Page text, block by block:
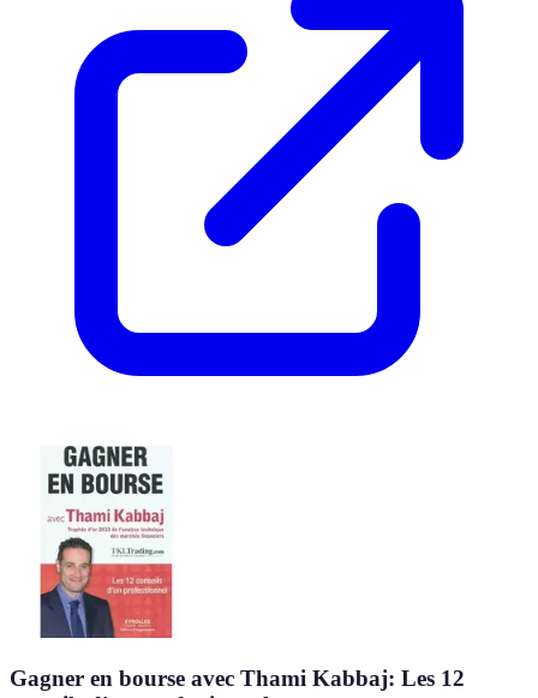
Gagner en bourse avec Thami Kabbaj: Les 12